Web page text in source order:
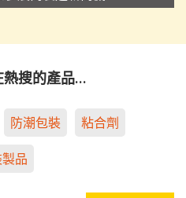
熱搜的產品…
防潮包裝 粘合劑
品